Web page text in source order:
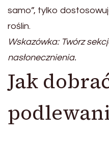
samo”, tylko
roślin.
Wskazówka: Twórz
nasłonecznienia.
Jak